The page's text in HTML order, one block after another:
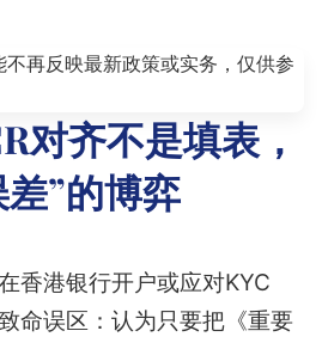
再反映最新政策或实务，仅供参
对齐不是填表，
”的博弈
香港银行开户或应对KYC
命误区：认为只要把《重要